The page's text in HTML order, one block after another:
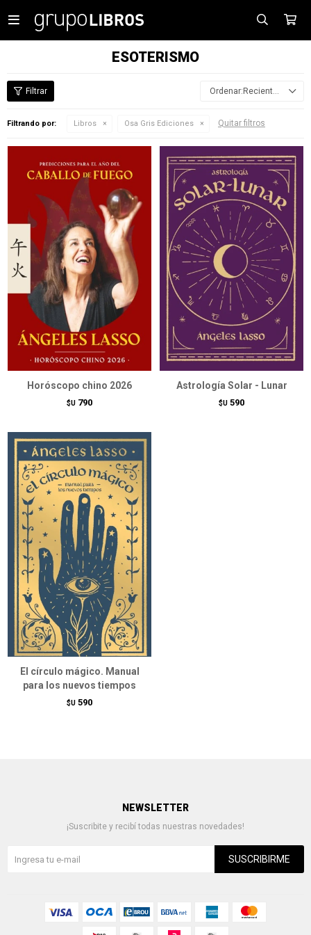

ESOTERISMO
Recientes
Filtrando por: Libros Osa Gris Ediciones Quitar filtros
Horóscopo chino 2026
$U 790
Astrología Solar - Lunar
$U 590
El círculo mágico. Manual
para los nuevos tiempos
$U 590
NEWSLETTER
¡Suscribite y recibí todas nuestras novedades!
SUSCRIBIRME